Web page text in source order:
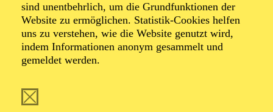
sind unentbehrlich, um die Grundfunktionen der
Website zu ermöglichen. Statistik-Cookies helfen
uns zu verstehen, wie die Website genutzt wird,
indem Informationen anonym gesammelt und
gemeldet werden.
Gesprächskonzert